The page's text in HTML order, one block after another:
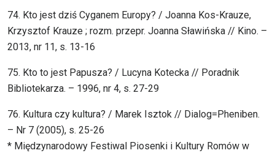
74. Kto jest dziś Cyganem Europy? / Joanna Kos-Krauze,
Krzysztof Krauze ; rozm. przepr. Joanna Sławińska // Kino. –
2013, nr 11, s. 13-16
75. Kto to jest Papusza? / Lucyna Kotecka // Poradnik
Bibliotekarza. – 1996, nr 4, s. 27-29
76. Kultura czy kultura? / Marek Isztok // Dialog=Pheniben.
– Nr 7 (2005), s. 25-26
* Międzynarodowy Festiwal Piosenki i Kultury Romów w